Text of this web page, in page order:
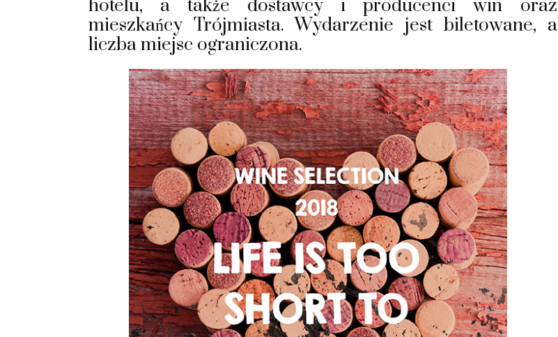
hotelu, a także dostawcy i producenci win oraz
mieszkańcy Trójmiasta. Wydarzenie jest biletowane, a
liczba miejsc ograniczona.